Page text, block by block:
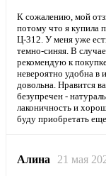
К сожалению, мой
потому что я купила
Ц-312. У меня уже
темно-синяя. В
рекомендую к
невероятно удобна в
довольна. Нравится
безупречен -
лаконичность и
буду приобретать
Алина 21 мая